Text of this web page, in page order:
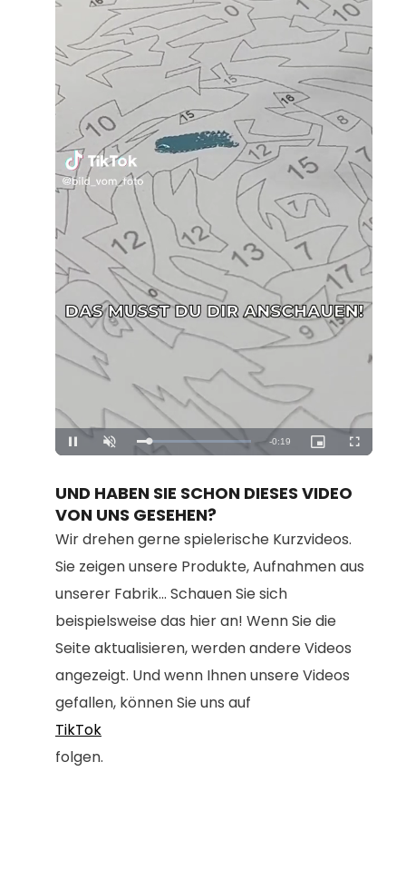
Pause Unmute Loaded:
100.00%
Remaining
-0:18
Picture-
in-
Fullscreen
UND HABEN SIE SCHON DIESES VIDEO
VON UNS GESEHEN?
Wir drehen gerne spielerische Kurzvideos.
Sie zeigen unsere Produkte, Aufnahmen aus
unserer Fabrik... Schauen Sie sich
beispielsweise das hier an! Wenn Sie die
Seite aktualisieren, werden andere Videos
angezeigt. Und wenn Ihnen unsere Videos
gefallen, können Sie uns auf
TikTok
folgen.